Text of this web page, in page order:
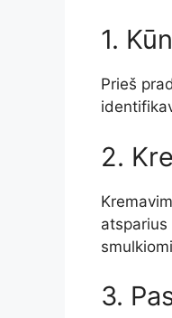
1.
Prieš
2.
atsparius
3.